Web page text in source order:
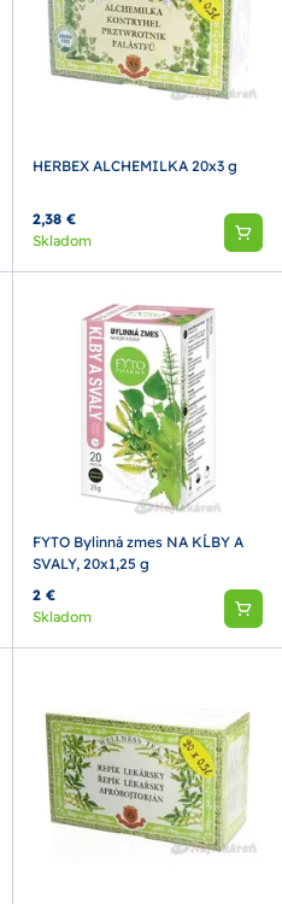
HERBEX ALCHEMILKA 20x3 g
2,38 €
Skladom
FYTO Bylinná zmes NA KĹBY A
SVALY, 20x1,25 g
2 €
Skladom